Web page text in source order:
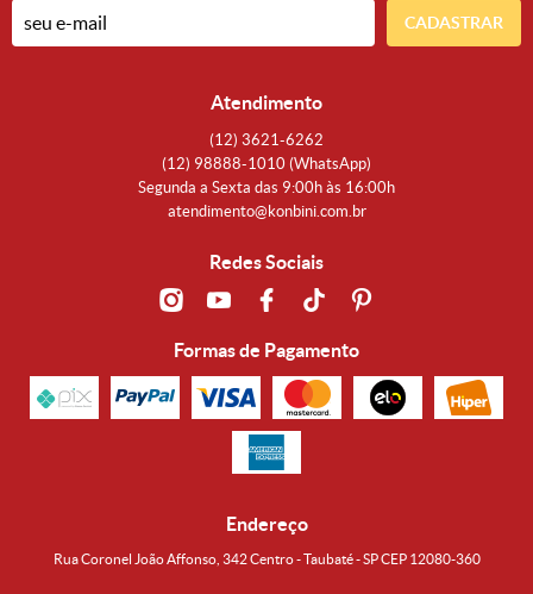
CADASTRAR
Atendimento
(12) 3621-6262
(12) 98888-1010 (WhatsApp)
Segunda a Sexta das 9:00h às 16:00h
atendimento@konbini.com.br
Redes Sociais
Formas de Pagamento
Endereço
Rua Coronel João Affonso, 342 Centro - Taubaté - SP CEP 12080-360